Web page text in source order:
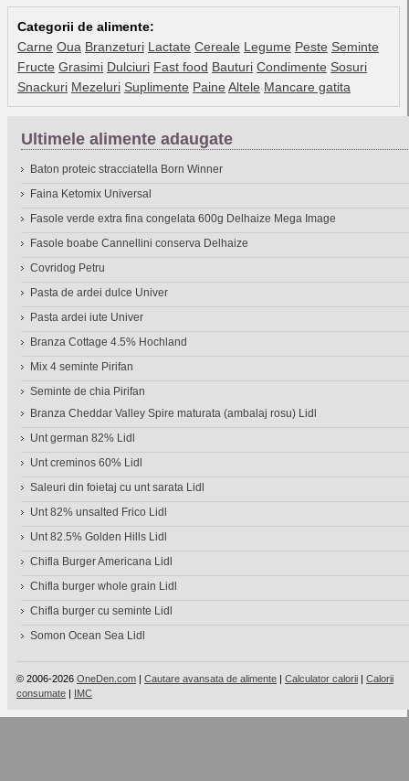
Categorii de alimente:
Carne Oua Branzeturi Lactate Cereale Legume Peste Seminte
Fructe Grasimi Dulciuri Fast food Bauturi Condimente Sosuri
Snackuri Mezeluri Suplimente Paine Altele Mancare gatita
Ultimele alimente adaugate
Baton proteic stracciatella Born Winner
Faina Ketomix Universal
Fasole verde extra fina congelata 600g Delhaize Mega Image
Fasole boabe Cannellini conserva Delhaize
Covridog Petru
Pasta de ardei dulce Univer
Pasta ardei iute Univer
Branza Cottage 4.5% Hochland
Mix 4 seminte Pirifan
Seminte de chia Pirifan
Branza Cheddar Valley Spire maturata (ambalaj rosu) Lidl
Unt german 82% Lidl
Unt creminos 60% Lidl
Saleuri din foietaj cu unt sarata Lidl
Unt 82% unsalted Frico Lidl
Unt 82.5% Golden Hills Lidl
Chifla Burger Americana Lidl
Chifla burger whole grain Lidl
Chifla burger cu seminte Lidl
Somon Ocean Sea Lidl
© 2006-2026 OneDen.com | Cautare avansata de alimente | Calculator calorii | Calorii
consumate | IMC